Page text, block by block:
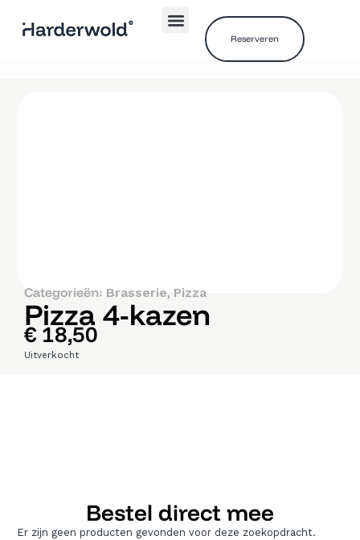
Reserveren
Categorieën: Brasserie, Pizza
Pizza 4-kazen
€ 18,50
Uitverkocht
Bestel direct mee
Er zijn geen producten gevonden voor deze zoekopdracht.